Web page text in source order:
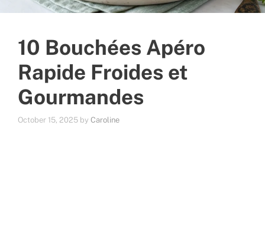
10 Bouchées Apéro
Rapide Froides et
Gourmandes
October 15, 2025 by Caroline